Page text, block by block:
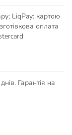
LiqPay: картою
оплата
Гарантія на